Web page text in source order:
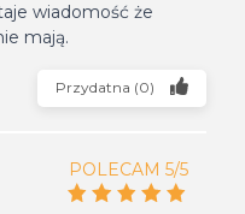
wiadomość że
mają.
Przydatna (0)
POLECAM 5/5